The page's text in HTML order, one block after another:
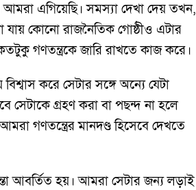
আমরা এগিয়েছি। সমস্যা দেখা দেয় তখন,
কোনো রাজনৈতিক গোষ্ঠীও এটার
গণতন্ত্রকে জারি রাখতে কাজ করে।
করে সেটার সঙ্গে অন্যে যেটা
সেটাকে গ্রহণ করা বা পছন্দ না হলে
গণতন্ত্রের মানদণ্ড হিসেবে দেখতে
আবর্তিত হয়। আমরা সেটার জন্য লড়াই